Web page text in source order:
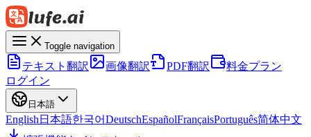
Toggle navigation
テキスト翻訳 画像翻訳 PDF翻訳
料金プラン
ログイン
日本語
English 日本語한국어DeutschEspañolFrançaisPortuguês简体中文